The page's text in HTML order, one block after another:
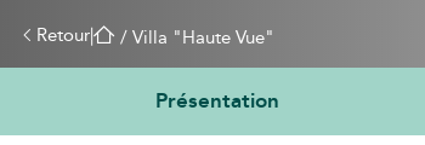
Retour| / Villa "Haute Vue"
Présentation